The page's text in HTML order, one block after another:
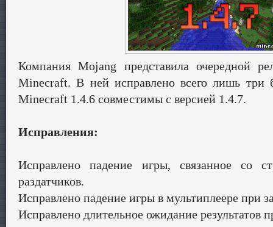
Компания Mojang представила очередной
Minecraft. В ней исправлено всего лишь три
Minecraft 1.4.6 совместимы с версией 1.4.7.
Исправления:
Исправлено падение игры, связанное со
раздатчиков.
Исправлено падение игры в мультиплеере при
Исправлено длительное ожидание результатов